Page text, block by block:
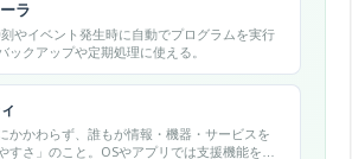
ラ
やイベント発生時に自動でプログラムを実行
ックアップや定期処理に使える。
かかわらず、誰もが情報・機器・サービスを
すさ」のこと。OSやアプリでは支援機能をま